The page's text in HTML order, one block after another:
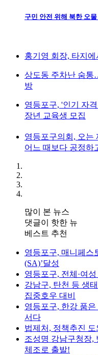
구민 안전 위해 북한 오물
홍기영 회장, 타지
상도동 주차난 숨통
방
영등포구, '인기 자
장년 교육생 모집
영등포구의회, 오
어느 때보다 공정하
많이 본 뉴스
댓글이 핫한 뉴
베스트 추천
영등포구, 매니페스
(SA)’달성
영등포구, 전체·여
강남구, 탄천 등 생
집중호우 대비
영등포구, 한강 품
서다
법제처, 정책추진 도
조성명 강남구청장,
체조로 출발!